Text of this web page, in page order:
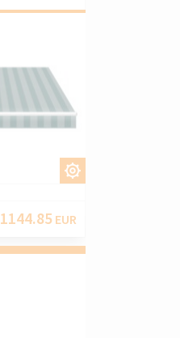
1144.85 EUR